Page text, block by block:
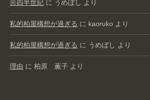
㊗️四半世紀 に うめぼし より
私的柏屋構想が過ぎる に kaoruko より
私的柏屋構想が過ぎる に うめぼし より
理由 に 柏原 薫子 より